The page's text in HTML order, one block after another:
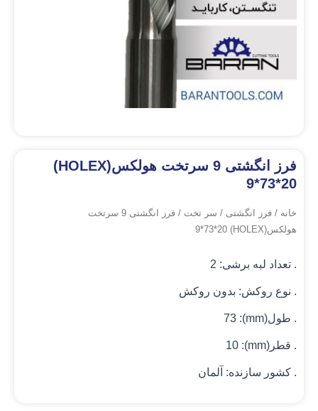
فرز انگشتی 9 سرتخت هولکس(HOLEX)
9*73*20
خانه / فرز انگشتی / سر تخت
/ فرز انگشتی 9 سرتخت
هولکس(HOLEX) 9*73*20
. تعداد لبه برشی: 2
. نوع روکش: بدون روکش
. طول(mm): 73
. قطر(mm): 10
. کشور سازنده: آلمان